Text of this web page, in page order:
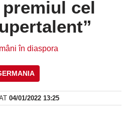
cel
în diaspora
04/01/2022 13:25